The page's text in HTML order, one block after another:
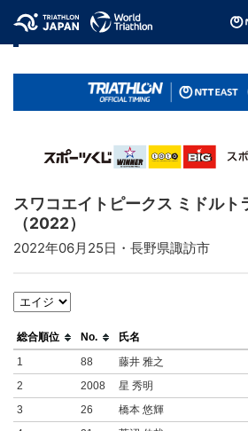
リザルト / Results
スワコエイトピークス ミドルト
（2022）
2022年06月25日・長野県諏訪市
総合順位 No. 氏名
1
88 藤井 雅之
2
2008 星 秀明
3
26 橋本 悠輝